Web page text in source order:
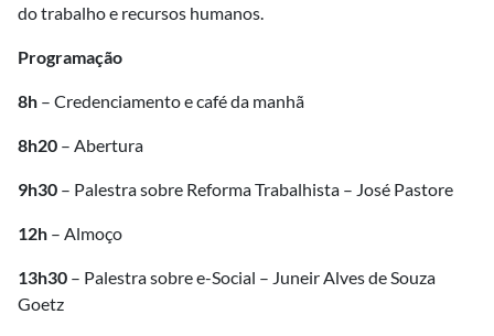
do trabalho e recursos humanos.
Programação
8h – Credenciamento e café da manhã
8h20 – Abertura
9h30 – Palestra sobre Reforma Trabalhista – José Pastore
12h – Almoço
13h30 – Palestra sobre e-Social – Juneir Alves de Souza
Goetz